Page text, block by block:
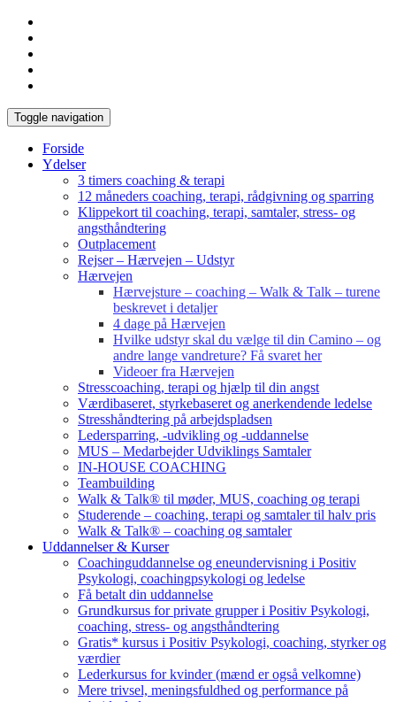
Toggle navigation
Forside
Ydelser
3 timers coaching & terapi
12 måneders coaching, terapi, rådgivning og sparring
Klippekort til coaching, terapi, samtaler, stress- og
angsthåndtering
Outplacement
Rejser – Hærvejen – Udstyr
Hærvejen
Hærvejsture – coaching – Walk & Talk – turene
beskrevet i detaljer
4 dage på Hærvejen
Hvilke udstyr skal du vælge til din Camino – og
andre lange vandreture? Få svaret her
Videoer fra Hærvejen
Stresscoaching, terapi og hjælp til din angst
Værdibaseret, styrkebaseret og anerkendende ledelse
Stresshåndtering på arbejdspladsen
Ledersparring, -udvikling og -uddannelse
MUS – Medarbejder Udviklings Samtaler
IN-HOUSE COACHING
Teambuilding
Walk & Talk® til møder, MUS, coaching og terapi
Studerende – coaching, terapi og samtaler til halv pris
Walk & Talk® – coaching og samtaler
Uddannelser & Kurser
Coachinguddannelse og eneundervisning i Positiv
Psykologi, coachingpsykologi og ledelse
Få betalt din uddannelse
Grundkursus for private grupper i Positiv Psykologi,
coaching, stress- og angsthåndtering
Gratis* kursus i Positiv Psykologi, coaching, styrker og
værdier
Lederkursus for kvinder (mænd er også velkomne)
Mere trivsel, meningsfuldhed og performance på